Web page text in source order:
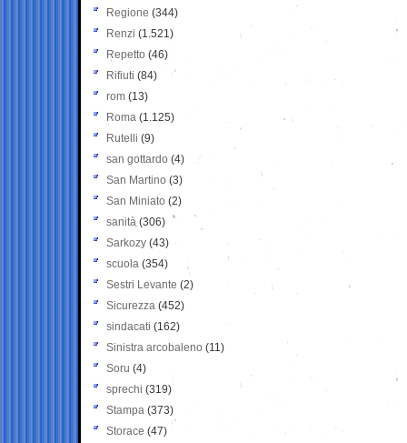
Regione (344)
Renzi (1.521)
Repetto (46)
Rifiuti (84)
rom (13)
Roma (1.125)
Rutelli (9)
san gottardo (4)
San Martino (3)
San Miniato (2)
sanità (306)
Sarkozy (43)
scuola (354)
Sestri Levante (2)
Sicurezza (452)
sindacati (162)
Sinistra arcobaleno (11)
Soru (4)
sprechi (319)
Stampa (373)
Storace (47)